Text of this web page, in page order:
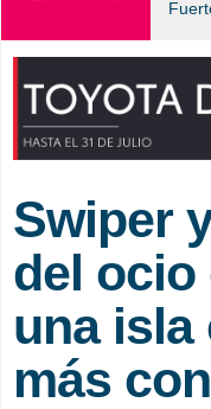
Swiper
del ocio
una isla
más